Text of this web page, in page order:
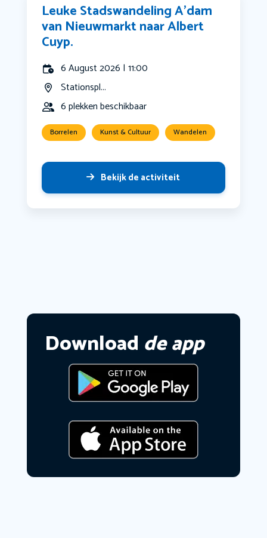
Leuke Stadswandeling A’dam
van Nieuwmarkt naar Albert
Cuyp.
6 August 2026 | 11:00
Stationspl...
6 plekken beschikbaar
Borrelen Kunst & Cultuur Wandelen
Bekijk de activiteit
Download de app